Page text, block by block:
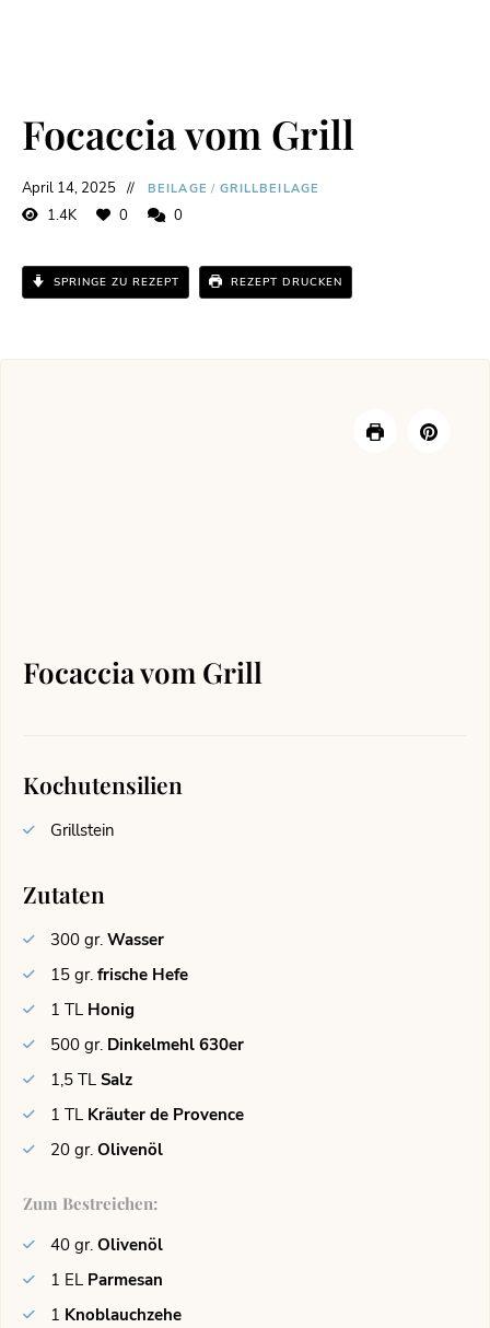
Focaccia vom Grill
April 14, 2025 BEILAGE / GRILLBEILAGE
1.4K 0 0
SPRINGE ZU REZEPT REZEPT DRUCKEN
Focaccia vom Grill
Kochutensilien
Grillstein
Zutaten
300 gr. Wasser
15 gr. frische Hefe
1 TL Honig
500 gr. Dinkelmehl 630er
1,5 TL Salz
1 TL Kräuter de Provence
20 gr. Olivenöl
Zum Bestreichen:
40 gr. Olivenöl
1 EL Parmesan
1 Knoblauchzehe